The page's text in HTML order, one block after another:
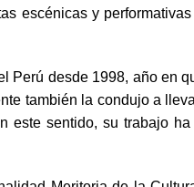
escénicas y
Perú desde 1998, año en
también la condujo a
este sentido, su trabajo